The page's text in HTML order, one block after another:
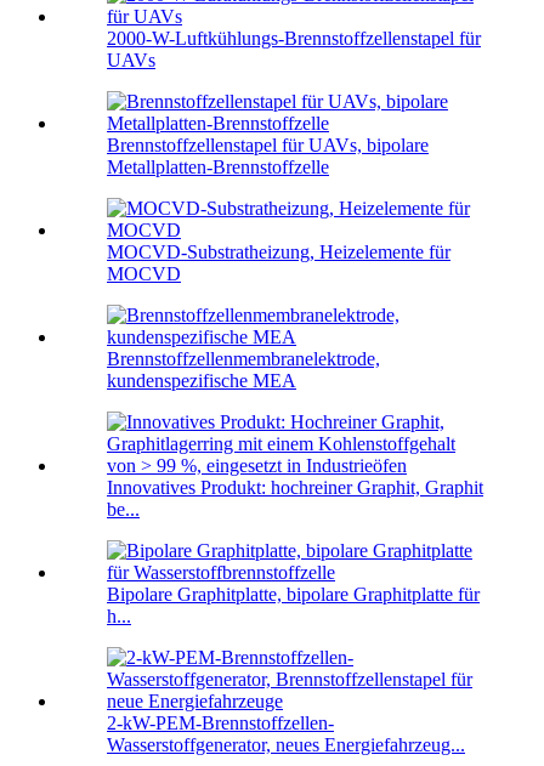
2000-W-Luftkühlungs-Brennstoffzellenstapel für
UAVs
Brennstoffzellenstapel für UAVs, bipolare
Metallplatten-Brennstoffzelle
MOCVD-Substratheizung, Heizelemente für
MOCVD
Brennstoffzellenmembranelektrode,
kundenspezifische MEA
Innovatives Produkt: hochreiner Graphit, Graphit
be...
Bipolare Graphitplatte, bipolare Graphitplatte für
h...
2-kW-PEM-Brennstoffzellen-
Wasserstoffgenerator, neues Energiefahrzeug...